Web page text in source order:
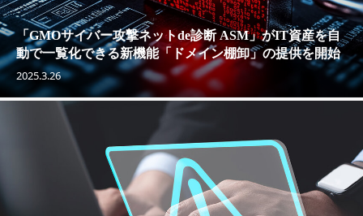
「GMOサイバー攻撃ネットde診断 ASM」がIT資産を自
動で一覧化できる新機能「ドメイン棚卸」の提供を開始
2025.3.26